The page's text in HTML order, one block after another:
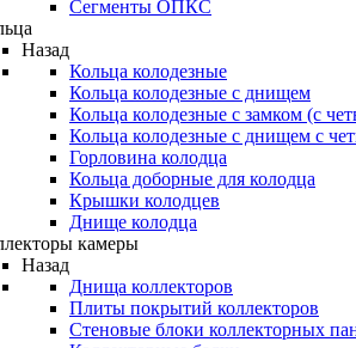
Сегменты ОПКС
Назад
Кольца колодезные
Кольца колодезные с днищем
Кольца колодезные с замком (с
Кольца колодезные с днищем с
Горловина колодца
Кольца доборные для колодца
Крышки колодцев
Днище колодца
камеры
Назад
Днища коллекторов
Плиты покрытий коллекторов
Стеновые блоки коллекторных